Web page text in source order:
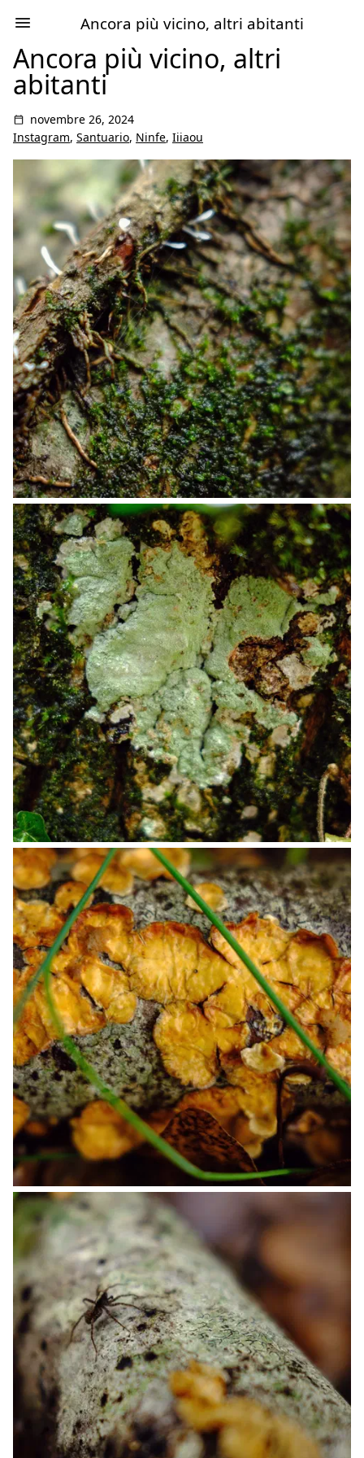
Ancora più vicino, altri abitanti
Ancora più vicino, altri
abitanti
novembre 26, 2024
Instagram, Santuario, Ninfe, Iiiaou